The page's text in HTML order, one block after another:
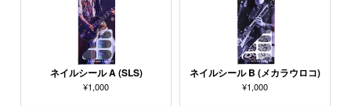
ネイルシール A (SLS)
¥1,000
ネイルシール B (メカラウロコ)
¥1,000